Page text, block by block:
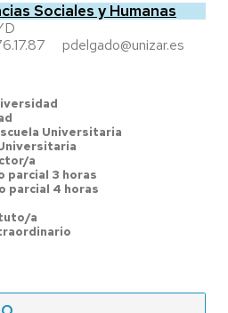
Sociales y Humanas
pdelgado@unizar.es
Universitaria
a
parcial 3 horas
parcial 4 horas
a